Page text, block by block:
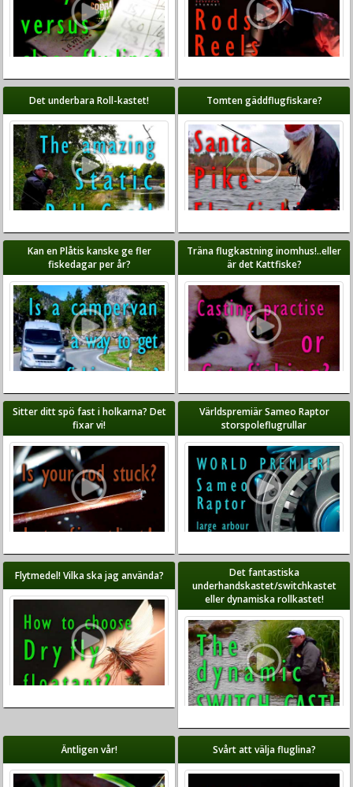
Det underbara Roll-kastet! Tomten gäddflugfiskare?
Kan en Plåtis kanske ge fler
fiskedagar per år?
Träna flugkastning inomhus!..eller
är det Kattfiske?
Sitter ditt spö fast i holkarna? Det
fixar vi!
Världspremiär Sameo Raptor
storspoleflugrullar
Flytmedel! Vilka ska jag använda?
Det fantastiska
underhandskastet/switchkastet
eller dynamiska rollkastet!
Äntligen vår! Svårt att välja fluglina?